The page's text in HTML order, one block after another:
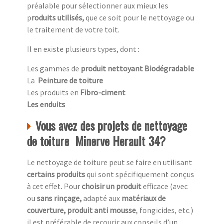
préalable pour sélectionner aux mieux les
produits utilisés,que ce soit pour le nettoyage ou
le traitement de votre toit.
Il en existe plusieurs types, dont :
Les gammes de produit nettoyant Biodégradable
La Peinture de toiture
Les produits en Fibro-ciment
Les enduits
Vous avez des projets de nettoyage
de toiture Minerve Herault 34?
Le nettoyage de toiture peut se faire en utilisant
certains produitsqui sont spécifiquement conçus
à cet effet. Pourchoisir un produitefficace (avec
ou sans rinçage,adapté aux matériaux de
couverture, produit anti mousse, fongicides, etc.)